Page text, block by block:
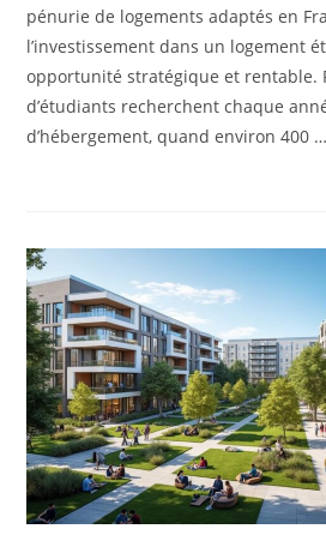
pénurie de logements adaptés en
l’investissement dans un logement
opportunité stratégique et rentable.
d’étudiants recherchent chaque
d’hébergement, quand environ 400 …